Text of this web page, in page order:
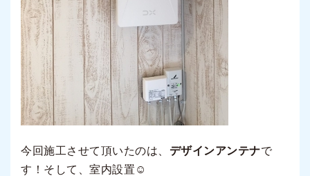
今回施工させて頂いたのは、 デザインアンテナで
す！そして、室内設置☺